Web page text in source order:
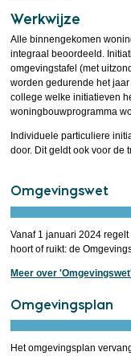
Werkwijze
Alle binnengekomen
integraal beoordeeld.
omgevingstafel (met
worden gedurende het
college welke initiatieven
woningbouwprogramma
Individuele particuliere
door. Dit geldt ook voor de
Omgevingswet
Vanaf 1 januari 2024
hoort of ruikt: de
Meer over
Omgevingsplan
Het omgevingsplan